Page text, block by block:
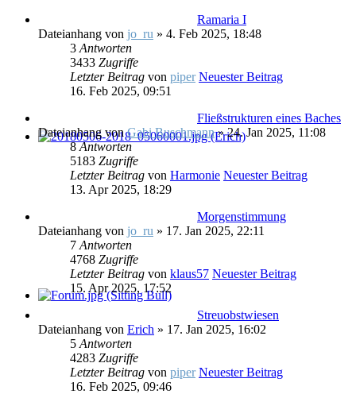
Ramaria I
Dateianhang von jo_ru » 4. Feb 2025, 18:48
3 Antworten
3433 Zugriffe
Letzter Beitrag von piper Neuester Beitrag
16. Feb 2025, 09:51
Fließstrukturen eines Baches
Dateianhang vonGabi Buschmann» 24. Jan 2025, 11:08
8Antworten
5183 Zugriffe
Letzter Beitrag von Harmonie Neuester Beitrag
13. Apr 2025, 18:29
Morgenstimmung
Dateianhang von jo_ru » 17. Jan 2025, 22:11
7 Antworten
4768 Zugriffe
Letzter Beitrag von klaus57 Neuester Beitrag
15. Apr 2025, 17:52
Streuobstwiesen
Dateianhang von Erich » 17. Jan 2025, 16:02
5 Antworten
4283 Zugriffe
Letzter Beitrag von piper Neuester Beitrag
16. Feb 2025, 09:46